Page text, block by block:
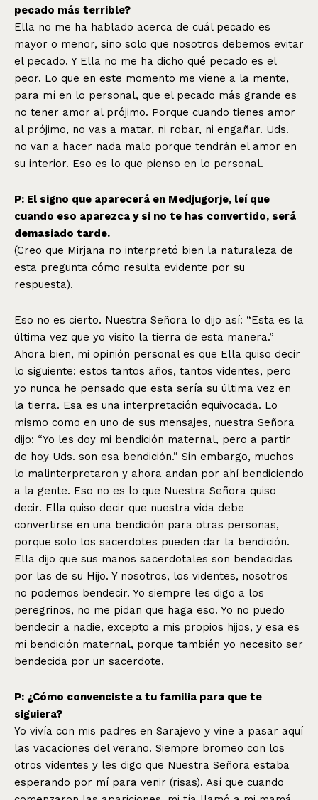
pecado más terrible?
Ella no me ha hablado acerca de cuál pecado es
mayor o menor, sino solo que nosotros debemos evitar
el pecado. Y Ella no me ha dicho qué pecado es el
peor. Lo que en este momento me viene a la mente,
para mí en lo personal, que el pecado más grande es
no tener amor al prójimo. Porque cuando tienes amor
al prójimo, no vas a matar, ni robar, ni engañar. Uds.
no van a hacer nada malo porque tendrán el amor en
su interior. Eso es lo que pienso en lo personal.
P: El signo que aparecerá en Medjugorje, leí que
cuando eso aparezca y si no te has convertido, será
demasiado tarde.
(Creo que Mirjana no interpretó bien la naturaleza de
esta pregunta cómo resulta evidente por su
respuesta).
Eso no es cierto. Nuestra Señora lo dijo así: “Esta es la
última vez que yo visito la tierra de esta manera.”
Ahora bien, mi opinión personal es que Ella quiso decir
lo siguiente: estos tantos años, tantos videntes, pero
yo nunca he pensado que esta sería su última vez en
la tierra. Esa es una interpretación equivocada. Lo
mismo como en uno de sus mensajes, nuestra Señora
dijo: “Yo les doy mi bendición maternal, pero a partir
de hoy Uds. son esa bendición.” Sin embargo, muchos
lo malinterpretaron y ahora andan por ahí bendiciendo
a la gente. Eso no es lo que Nuestra Señora quiso
decir. Ella quiso decir que nuestra vida debe
convertirse en una bendición para otras personas,
porque solo los sacerdotes pueden dar la bendición.
Ella dijo que sus manos sacerdotales son bendecidas
por las de su Hijo. Y nosotros, los videntes, nosotros
no podemos bendecir. Yo siempre les digo a los
peregrinos, no me pidan que haga eso. Yo no puedo
bendecir a nadie, excepto a mis propios hijos, y esa es
mi bendición maternal, porque también yo necesito ser
bendecida por un sacerdote.
P: ¿Cómo convenciste a tu familia para que te
siguiera?
Yo vivía con mis padres en Sarajevo y vine a pasar aquí
las vacaciones del verano. Siempre bromeo con los
otros videntes y les digo que Nuestra Señora estaba
esperando por mí para venir (risas). Así que cuando